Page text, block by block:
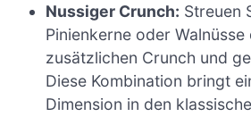
Nussiger Crunch: Streuen
Pinienkerne oder
zusätzlichen Crunch und
Diese Kombination bringt
Dimension in den